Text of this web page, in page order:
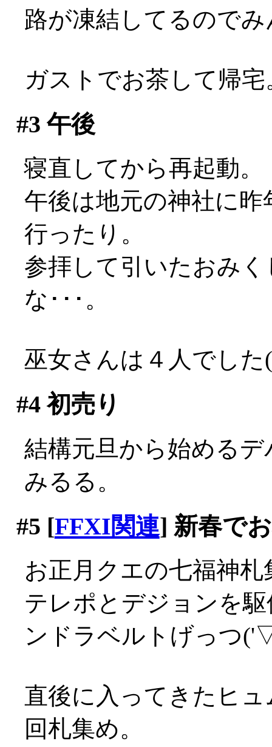
路が凍結してるので
ガストでお茶して帰宅
#3 午後
寝直してから再起動。
午後は地元の神社に
行ったり。
参拝して引いたおみ
な･･･。
巫女さんは４人でした
#4初売り
結構元旦から始める
みるる。
#5 [FFXI関連] 新春で
お正月クエの七福神札
テレポとデジョンを
ンドラベルトげっつ
直後に入ってきたヒ
回札集め。